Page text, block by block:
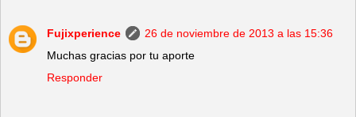
Fujixperience
26 de noviembre de 2013 a las 15:36
Muchas gracias por tu aporte
Responder